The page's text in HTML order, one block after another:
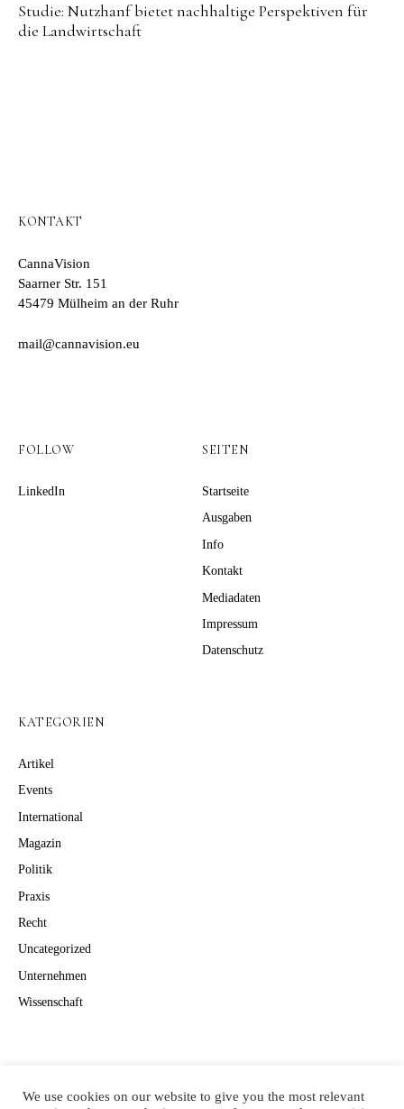
Studie: Nutzhanf bietet nachhaltige Perspektiven für
die Landwirtschaft
KONTAKT
CannaVision
Saarner Str. 151
45479 Mülheim an der Ruhr
mail@cannavision.eu
FOLLOW
LinkedIn
SEITEN
Startseite
Ausgaben
Info
Kontakt
Mediadaten
Impressum
Datenschutz
KATEGORIEN
Artikel
Events
International
Magazin
Politik
Praxis
Recht
Uncategorized
Unternehmen
Wissenschaft
We use cookies on our website to give you the most relevant